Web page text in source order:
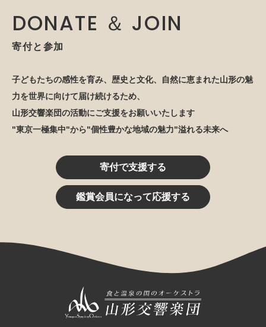
DONATE ＆ JOIN
寄付と参加
子どもたちの感性を育み、歴史と文化、自然に恵まれた山形の魅
力を世界に向けて届け続けるため、
山形交響楽団の活動にご支援をお願いいたします
"東京一極集中"から"個性豊かな地域の魅力"溢れる未来へ
寄付で支援する
鑑賞会員になって応援する